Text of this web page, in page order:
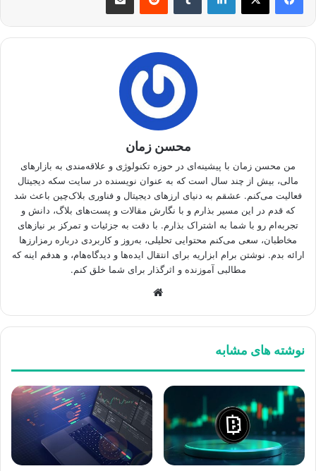
محسن زمان
من محسن زمان با پیشینه‌ای در حوزه تکنولوژی و علاقه‌مندی به بازارهای
مالی، بیش از چند سال است که به عنوان نویسنده در سایت سکه دیجیتال
فعالیت می‌کنم. عشقم به دنیای ارزهای دیجیتال و فناوری بلاک‌چین باعث شد
که قدم در این مسیر بذارم و با نگارش مقالات و پست‌های بلاگ، دانش و
تجربه‌ام رو با شما به اشتراک بذارم. با دقت به جزئیات و تمرکز بر نیازهای
مخاطبان، سعی می‌کنم محتوایی تحلیلی، به‌روز و کاربردی درباره رمزارزها
ارائه بدم. نوشتن برام ابزاریه برای انتقال ایده‌ها و دیدگاه‌هام، و هدفم اینه که
مطالبی آموزنده و اثرگذار برای شما خلق کنم.
نوشته های مشابه